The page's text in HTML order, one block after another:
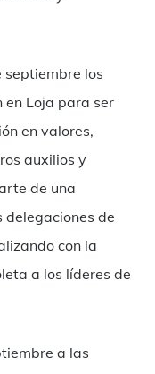
septiembre los
en Loja para ser
en valores,
auxilios y
de una
de
con la
a los líderes de
a las